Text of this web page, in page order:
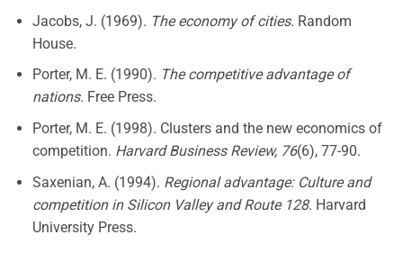
Jacobs, J. (1969). The economy of cities. Random
House.
Porter, M. E. (1990). The competitive advantage of
nations. Free Press.
Porter, M. E. (1998). Clusters and the new economics of
competition. Harvard Business Review, 76(6), 77-90.
Saxenian, A. (1994). Regional advantage: Culture and
competition in Silicon Valley and Route 128. Harvard
University Press.